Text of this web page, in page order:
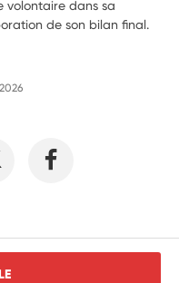
promouvoir les mobilités douces.
recyclage et à la
pédagogiques
(déchetterie, centre de tri, etc.).
projets
volontaire dans sa
de son bilan final.